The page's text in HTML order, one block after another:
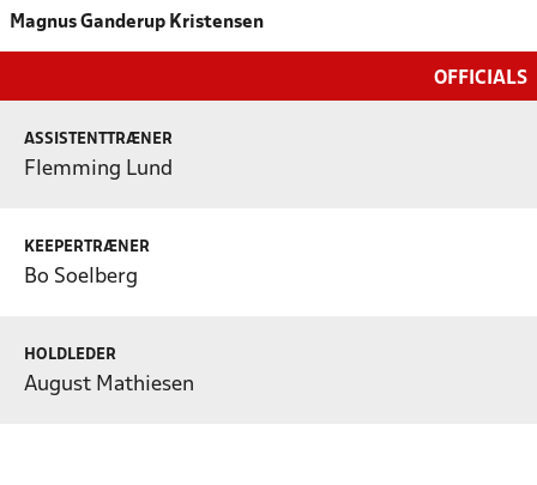
Magnus Ganderup Kristensen
OFFICIALS
ASSISTENTTRÆNER
Flemming Lund
KEEPERTRÆNER
Bo Soelberg
HOLDLEDER
August Mathiesen